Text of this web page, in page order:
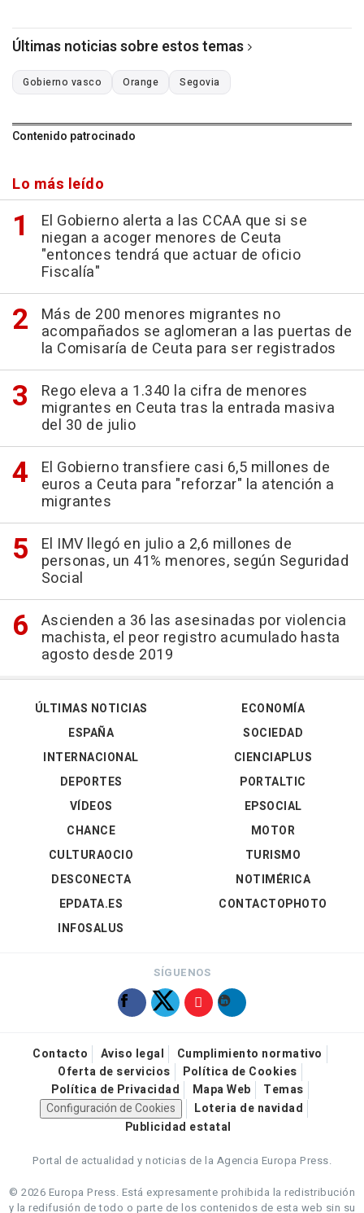
Últimas noticias sobre estos temas
Gobierno vasco Orange Segovia
Contenido patrocinado
Lo más leído
El Gobierno alerta a las CCAA que si se
niegan a acoger menores de Ceuta
"entonces tendrá que actuar de oficio
Fiscalía"
Más de 200 menores migrantes no
acompañados se aglomeran a las puertas de
la Comisaría de Ceuta para ser registrados
Rego eleva a 1.340 la cifra de menores
migrantes en Ceuta tras la entrada masiva
del 30 de julio
El Gobierno transfiere casi 6,5 millones de
euros a Ceuta para "reforzar" la atención a
migrantes
El IMV llegó en julio a 2,6 millones de
personas, un 41% menores, según Seguridad
Social
Ascienden a 36 las asesinadas por violencia
machista, el peor registro acumulado hasta
agosto desde 2019
ÚLTIMAS NOTICIAS
ESPAÑA
INTERNACIONAL
DEPORTES
VÍDEOS
ECONOMÍA
SOCIEDAD
CIENCIAPLUS
PORTALTIC
EPSOCIAL
CHANCE
CULTURAOCIO
DESCONECTA
EPDATA.ES
INFOSALUS
MOTOR
TURISMO
NOTIMÉRICA
CONTACTOPHOTO
SÍGUENOS
Contacto Aviso legal
Cumplimiento normativo
Oferta de servicios
Política de Cookies
Política de Privacidad
Mapa Web
Temas
Configuración de Cookies
Loteria de navidad
Publicidad estatal
Portal de actualidad y noticias de la Agencia Europa Press.
© 2026 Europa Press. Está expresamente prohibida la redistribución
y la redifusión de todo o parte de los contenidos de esta web sin su